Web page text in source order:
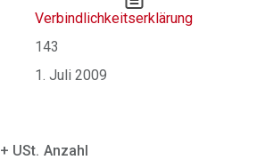
Verbindlichkeitserklärung
143
1. Juli 2009
+ USt. Anzahl